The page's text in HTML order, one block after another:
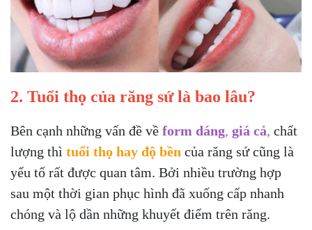
2. Tuổi thọ của răng sứ là bao lâu?
Bên cạnh những vấn đề về form dáng, giá cả, chất
lượng thì tuổi thọ hay độ bền của răng sứ cũng là
yếu tố rất được quan tâm. Bởi nhiều trường hợp
sau một thời gian phục hình đã xuống cấp nhanh
chóng và lộ dần những khuyết điểm trên răng.